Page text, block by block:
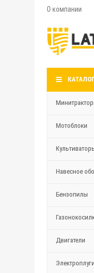
О компании
КАТАЛОГ
Мотоблоки
Навесное
Бензопилы
Двигатели
Электроплуги